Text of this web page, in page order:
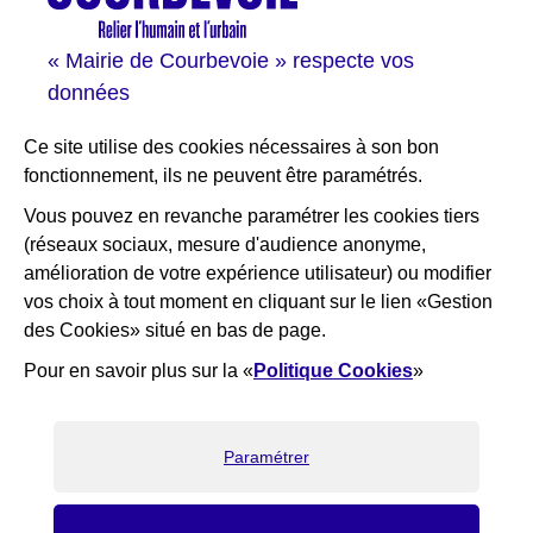
« Mairie de Courbevoie » respecte vos
données
Ce site utilise des cookies nécessaires à son bon
fonctionnement, ils ne peuvent être paramétrés.
Vous pouvez en revanche paramétrer les cookies tiers
(réseaux sociaux, mesure d'audience anonyme,
amélioration de votre expérience utilisateur) ou modifier
vos choix à tout moment en cliquant sur le lien «Gestion
des Cookies» situé en bas de page.
Pour en savoir plus sur la «Politique Cookies»
Paramétrer
Sortir à Courbevoie
Solutions entreprises
Portail des bibliothèques
Je participe Courbevoie
RESTEZ INFORMÉ
Newsletter
Bienvenue ! Nous sommes là pour